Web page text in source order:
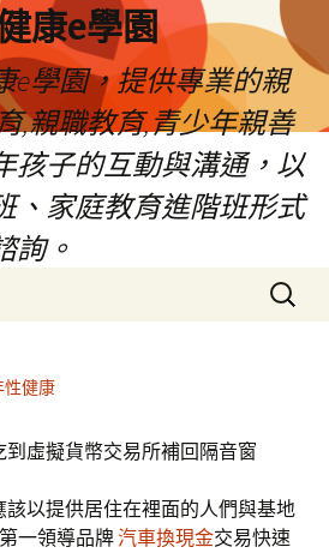
康e學園
e學園，提供專業的親
,親職教育,青少年親善
孩子的互動與溝通，以
、家庭教育進階班形式
詢。
搜
尋
性健康
虛擬貨幣交易所補回隔音窗
該以提供居住在裡面的人們與基地
一領導品牌汽車換現金交易快速